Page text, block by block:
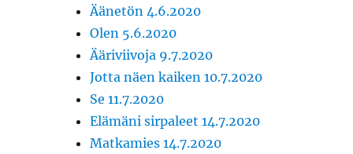
Äänetön 4.6.2020
Olen 5.6.2020
Ääriviivoja 9.7.2020
Jotta näen kaiken 10.7.2020
Se 11.7.2020
Elämäni sirpaleet 14.7.2020
Matkamies 14.7.2020